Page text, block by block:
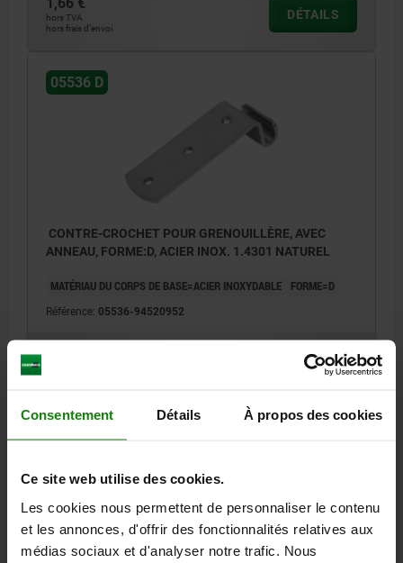
Consentement Détails À propos des cookies
Ce site web utilise des cookies.
Les cookies nous permettent de personnaliser le contenu
et les annonces, d'offrir des fonctionnalités relatives aux
médias sociaux et d'analyser notre trafic. Nous
hors TVA
hors frais d’envoi
DÉTAILS
05536 D
CONTRE-CROCHET POUR GRENOUILLÈRE, AVEC
ANNEAU, FORME:D, ACIER INOX. 1.4301 NATUREL
MATÉRIAU DU CORPS DE BASE=ACIER INOXYDABLE FORME=D
Référence: 05536-94520952
DÉTAILS
CAO
TÉLÉCHARGEMENTS